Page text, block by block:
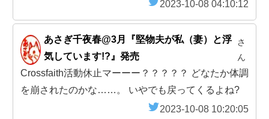
2023-10-08 04:10:12
あさぎ千夜春@3月『堅物夫が私（妻）と浮
気しています!?』発売
さ
ん
Crossfaith活動休止マーーー？？？？？ どなたか体調
を崩されたのかな……。 いやでも戻ってくるよね?
2023-10-08 10:20:05